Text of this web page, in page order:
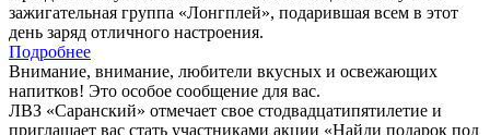
зажигательная группа «Лонгплей», подарившая всем в этот
день заряд отличного настроения.
Подробнее
Внимание, внимание, любители вкусных и освежающих
напитков! Это особое сообщение для вас.
ЛВЗ «Саранский» отмечает свое стодвадцатипятилетие и
приглашает вас стать участниками акции «Найди подарок под